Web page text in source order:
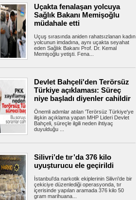
İzmir Büyükşehir Belediyesi'ne yönelik ikinci
dalga operasyonda tutuklanan...
İstanbul’da sıcak hava ve nem
bunalttı: Kireçburnu Sahili Antalya plajlarını
aratmadı
İstanbul’da etkisini sürdüren sıcak ve nemli
Tuzla’da 2 katlı işçi konteynerleri
alevlere teslim oldu
Tuzla’da 2 katlı işçi konteynerinde çıkan yangın
ekiplerin müdahalesiyle...
İBB’den Kızılay’a meydanda yer
çıkmadı, Bahçelievler Belediyesi yer tahsis
etti
İstanbul’un en yoğun yaya trafiğine ve toplu
taşıma aktarma noktalarına sahip...
Uçakta fenalaşan yolcuya
Sağlık Bakanı Memişoğlu
müdahale etti
Uçuş sırasında aniden rahatsızlanan kadın
yolcunun imdadına, aynı uçakta seyahat
eden Sağlık Bakanı Prof. Dr. Kemal
Memişoğlu yetişti. Fena...
Devlet Bahçeli'den Terörsüz
Türkiye açıklaması: Süreç
niye başladı diyenler cahildir
Önemli adımlar atılan 'Terörsüz Türkiye'ye
ilişkin açıklama yapan MHP Lideri Devlet
Bahçeli, süreçle ilgili neden ihtiyaç
duyulduğu ...
Silivri’de tır’da 376 kilo
uyuşturucu ele geçirildi
İstanbul’da narkotik ekiplerinin Silivri’de bir
çekiciye düzenlediği operasyonda, tır
içerisinde yapılan aramada 376 kilo 50
gram marihuana...